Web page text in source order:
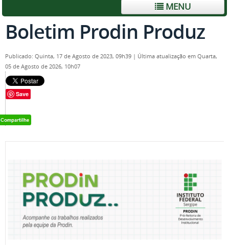
MENU
Boletim Prodin Produz
Publicado: Quinta, 17 de Agosto de 2023, 09h39 | Última atualização em Quarta,
05 de Agosto de 2026, 10h07
Save